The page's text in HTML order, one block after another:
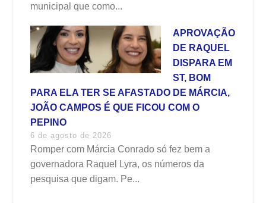
municipal que como...
APROVAÇÃO
DE RAQUEL
DISPARA EM
ST, BOM
PARA ELA TER SE AFASTADO DE MÁRCIA,
JOÃO CAMPOS É QUE FICOU COM O
PEPINO
6 de agosto de 2026
Romper com Márcia Conrado só fez bem a
governadora Raquel Lyra, os números da
pesquisa que digam. Pe...